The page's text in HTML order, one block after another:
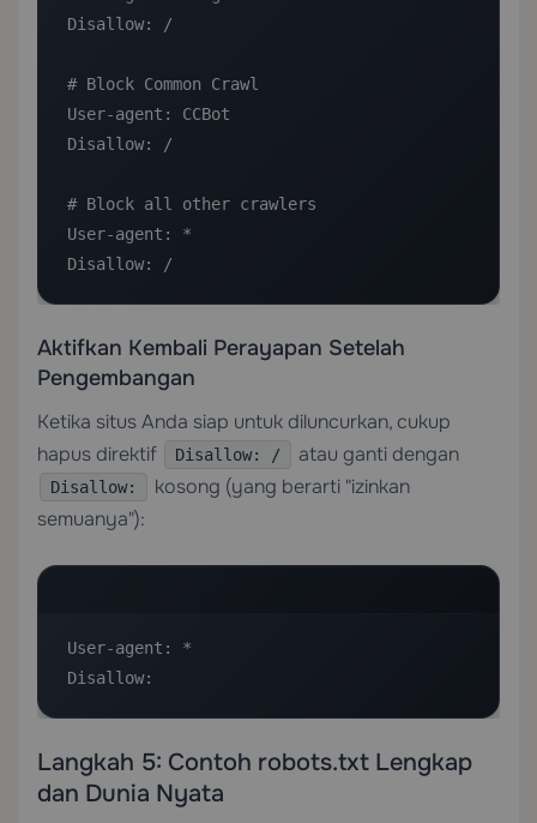
Disallow: /
# Block Common Crawl
User-agent: CCBot
Disallow: /
# Block all other crawlers
User-agent: *
Disallow: /
Aktifkan Kembali Perayapan Setelah
Pengembangan
Ketika situs Anda siap untuk diluncurkan, cukup
hapus direktif
Disallow: / atau ganti dengan
Disallow:
kosong (yang berarti "izinkan
semuanya"):
User-agent: *
Disallow:
Langkah 5: Contoh robots.txt Lengkap
dan Dunia Nyata